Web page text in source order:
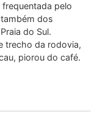
pelo
dos
do Sul.
trecho da rodovia,
piorou do café.